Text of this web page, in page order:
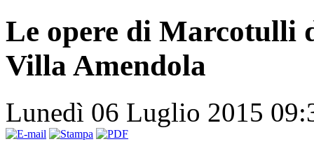
Le opere di Marcotulli
Villa Amendola
Lunedì 06 Luglio 2015